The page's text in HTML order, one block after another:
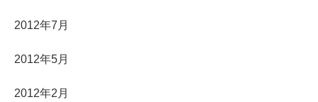
2012年7月
2012年5月
2012年2月